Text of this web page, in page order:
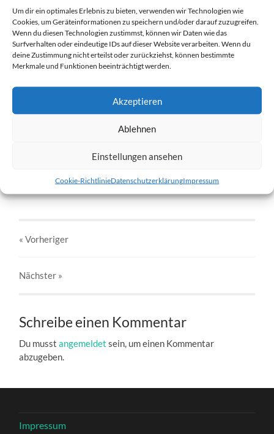
Um dir ein optimales Erlebnis zu bieten, verwenden wir Technologien wie
Cookies, um Geräteinformationen zu speichern und/oder darauf zuzugreifen.
Wenn du diesen Technologien zustimmst, können wir Daten wie das
Surfverhalten oder eindeutige IDs auf dieser Website verarbeiten. Wenn du
deine Zustimmung nicht erteilst oder zurückziehst, können bestimmte
Merkmale und Funktionen beeinträchtigt werden.
Akzeptieren
Ablehnen
Einstellungen ansehen
Cookie-RichtlinieDatenschutzerklärungImpressum
w2-18.02.2012-c.jpg
« Vorheriger
Nächster »
Schreibe einen Kommentar
Du musstangemeldet sein, um einen Kommentar
abzugeben.
Impressum